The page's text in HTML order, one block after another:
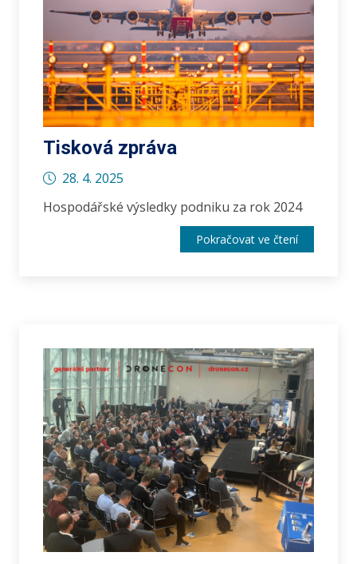
Tisková zpráva
28. 4. 2025
Hospodářské výsledky podniku za rok 2024
Pokračovat ve čtení